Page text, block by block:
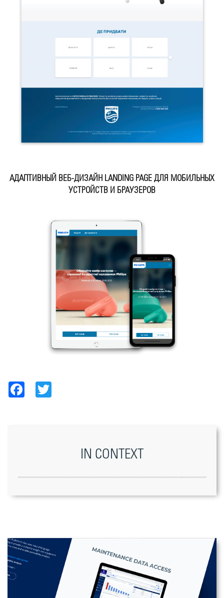
АДАПТИВНЫЙ ВЕБ-ДИЗАЙН LANDING PAGE ДЛЯ МОБИЛЬНЫХ
УСТРОЙСТВ И БРАУЗЕРОВ
Facebook
IN CONTEXT